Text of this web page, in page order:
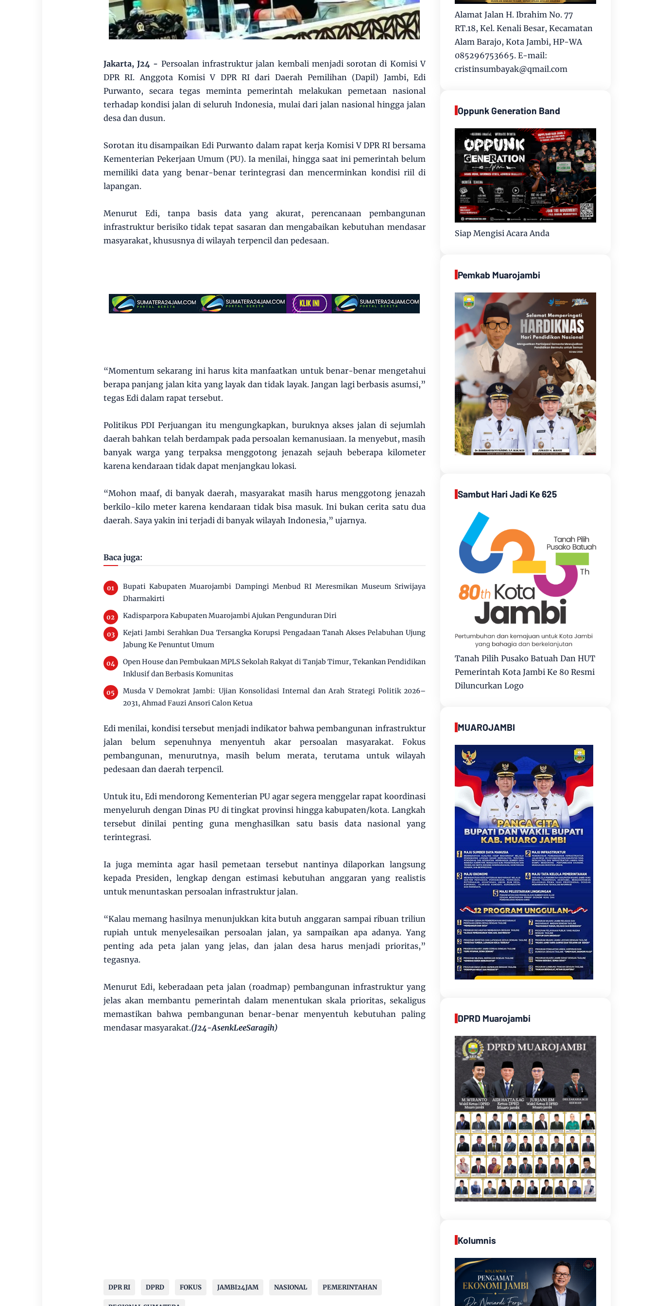
Jakarta, J24 - Persoalan infrastruktur jalan kembali menjadi sorotan di Komisi V
DPR RI. Anggota Komisi V DPR RI dari Daerah Pemilihan (Dapil) Jambi, Edi
Purwanto, secara tegas meminta pemerintah melakukan pemetaan nasional
terhadap kondisi jalan di seluruh Indonesia, mulai dari jalan nasional hingga jalan
desa dan dusun.
Sorotan itu disampaikan Edi Purwanto dalam rapat kerja Komisi V DPR RI bersama
Kementerian Pekerjaan Umum (PU). Ia menilai, hingga saat ini pemerintah belum
memiliki data yang benar-benar terintegrasi dan mencerminkan kondisi riil di
lapangan.
Menurut Edi, tanpa basis data yang akurat, perencanaan pembangunan
infrastruktur berisiko tidak tepat sasaran dan mengabaikan kebutuhan mendasar
masyarakat, khususnya di wilayah terpencil dan pedesaan.
“Momentum sekarang ini harus kita manfaatkan untuk benar-benar mengetahui
berapa panjang jalan kita yang layak dan tidak layak. Jangan lagi berbasis asumsi,”
tegas Edi dalam rapat tersebut.
Politikus PDI Perjuangan itu mengungkapkan, buruknya akses jalan di sejumlah
daerah bahkan telah berdampak pada persoalan kemanusiaan. Ia menyebut, masih
banyak warga yang terpaksa menggotong jenazah sejauh beberapa kilometer
karena kendaraan tidak dapat menjangkau lokasi.
“Mohon maaf, di banyak daerah, masyarakat masih harus menggotong jenazah
berkilo-kilo meter karena kendaraan tidak bisa masuk. Ini bukan cerita satu dua
daerah. Saya yakin ini terjadi di banyak wilayah Indonesia,” ujarnya.
Baca juga:
Bupati Kabupaten Muarojambi Dampingi Menbud RI Meresmikan Museum Sriwijaya
Dharmakirti
Kadisparpora Kabupaten Muarojambi Ajukan Pengunduran Diri
Kejati Jambi Serahkan Dua Tersangka Korupsi Pengadaan Tanah Akses Pelabuhan Ujung
Jabung Ke Penuntut Umum
Open House dan Pembukaan MPLS Sekolah Rakyat di Tanjab Timur, Tekankan Pendidikan
Inklusif dan Berbasis Komunitas
Musda V Demokrat Jambi: Ujian Konsolidasi Internal dan Arah Strategi Politik 2026–
2031, Ahmad Fauzi Ansori Calon Ketua
Edi menilai, kondisi tersebut menjadi indikator bahwa pembangunan infrastruktur
jalan belum sepenuhnya menyentuh akar persoalan masyarakat. Fokus
pembangunan, menurutnya, masih belum merata, terutama untuk wilayah
pedesaan dan daerah terpencil.
Untuk itu, Edi mendorong Kementerian PU agar segera menggelar rapat koordinasi
menyeluruh dengan Dinas PU di tingkat provinsi hingga kabupaten/kota. Langkah
tersebut dinilai penting guna menghasilkan satu basis data nasional yang
terintegrasi.
Ia juga meminta agar hasil pemetaan tersebut nantinya dilaporkan langsung
kepada Presiden, lengkap dengan estimasi kebutuhan anggaran yang realistis
untuk menuntaskan persoalan infrastruktur jalan.
“Kalau memang hasilnya menunjukkan kita butuh anggaran sampai ribuan triliun
rupiah untuk menyelesaikan persoalan jalan, ya sampaikan apa adanya. Yang
penting ada peta jalan yang jelas, dan jalan desa harus menjadi prioritas,”
tegasnya.
Menurut Edi, keberadaan peta jalan (roadmap) pembangunan infrastruktur yang
jelas akan membantu pemerintah dalam menentukan skala prioritas, sekaligus
memastikan bahwa pembangunan benar-benar menyentuh kebutuhan paling
mendasar masyarakat.(J24-AsenkLeeSaragih)
DPR RI DPRD FOKUS JAMBI24JAM NASIONAL PEMERINTAHAN
Alamat Jalan H. Ibrahim No. 77
RT.18, Kel. Kenali Besar, Kecamatan
Alam Barajo, Kota Jambi, HP-WA
085296753665. E-mail:
cristinsumbayak@qmail.com
Oppunk Generation Band
Siap Mengisi Acara Anda
Pemkab Muarojambi
Sambut Hari Jadi Ke 625
Tanah Pilih Pusako Batuah Dan HUT
Pemerintah Kota Jambi Ke 80 Resmi
Diluncurkan Logo
MUAROJAMBI
DPRD Muarojambi
Kolumnis